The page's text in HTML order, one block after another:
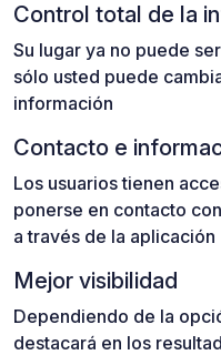
Control total de la
Su lugar ya no puede
sólo usted puede
información
Contacto e
Los usuarios tienen
ponerse en contacto
a través de la aplicación
Mejor visibilidad
Dependiendo de la
destacará en los